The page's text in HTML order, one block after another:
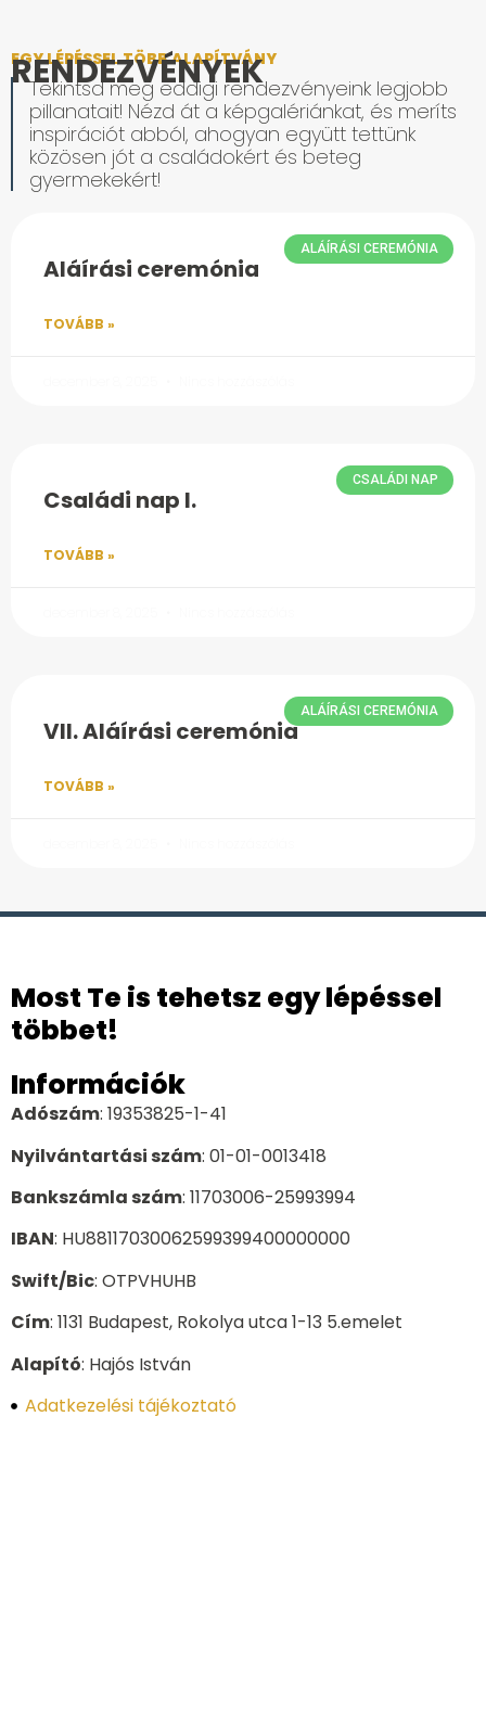
EGY LÉPÉSSEL TÖBB ALAPÍTVÁNY
RENDEZVÉNYEK
Tekintsd meg eddigi rendezvényeink legjobb
pillanatait! Nézd át a képgalériánkat, és meríts
inspirációt abból, ahogyan együtt tettünk
közösen jót a családokért és beteg
gyermekekért!
ALÁÍRÁSI CEREMÓNIA
Aláírási ceremónia
TOVÁBB »
CSALÁDI NAP
Családi nap I.
TOVÁBB »
ALÁÍRÁSI CEREMÓNIA
VII. Aláírási ceremónia
TOVÁBB »
Most Te is tehetsz egy lépéssel
többet!
Információk
Adószám: 19353825-1-41
Nyilvántartási szám: 01-01-0013418
Bankszámla szám: 11703006-25993994
IBAN: HU88117030062599399400000000
Swift/Bic: OTPVHUHB
Cím: 1131 Budapest, Rokolya utca 1-13 5.emelet
Alapító: Hajós István
Adatkezelési tájékoztató